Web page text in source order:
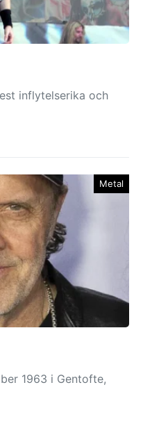
inflytelserika och
Metal
1963 i Gentofte,